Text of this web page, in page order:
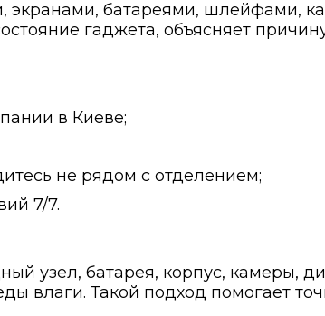
экранами, батареями, шлейфами,
гаджета, объясняет
в Киеве;
не рядом с отделением;
7/7.
узел, батарея, корпус, камеры,
влаги. Такой подход помогает